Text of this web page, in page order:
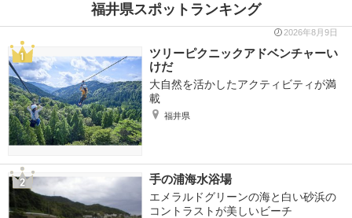
福井県スポットランキング
2026年8月9日
ツリーピクニックアドベンチャーい
けだ
大自然を活かしたアクティビティが満
載
福井県
手の浦海水浴場
エメラルドグリーンの海と白い砂浜の
コントラストが美しいビーチ